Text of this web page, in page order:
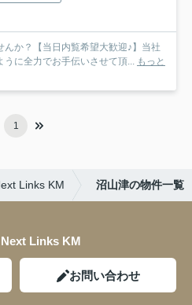
か？【当日内覧希望大歓迎♪】当社
に全力でお手伝いさせて頂... もっと
1
Links KM 沼山津の物件一覧
Links KM
お問い合わせ